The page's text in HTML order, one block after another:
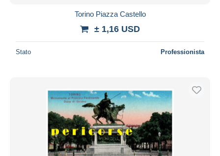
Torino Piazza Castello
± 1,16 USD
Stato Professionista